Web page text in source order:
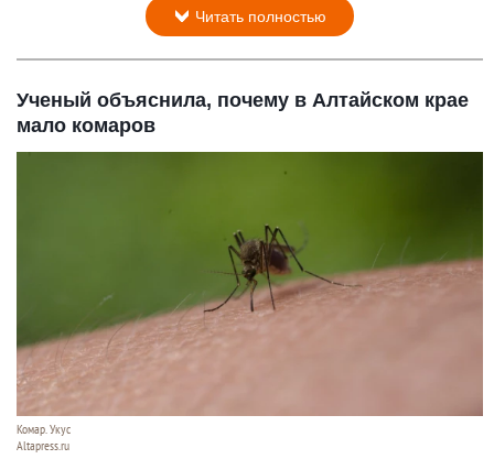
Читать полностью
Ученый объяснила, почему в Алтайском крае
мало комаров
Комар. Укус
Altapress.ru